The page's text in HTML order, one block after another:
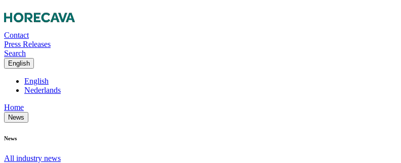
Contact
Press Releases
Search
English
English
Nederlands
Home
News
News
All industry news